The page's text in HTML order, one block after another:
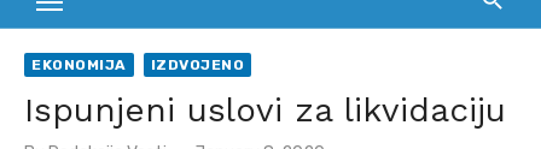
EKONOMIJA IZDVOJENO
Ispunjeni uslovi za likvidaciju